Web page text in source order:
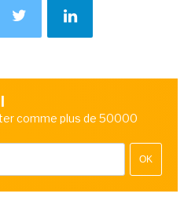
comme plus de 50000
OK